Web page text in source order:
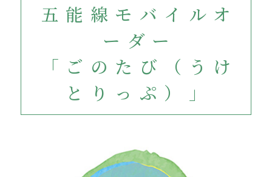
五能線モバイルオ
ーダー
「ごのたび（うけ
とりっぷ）」